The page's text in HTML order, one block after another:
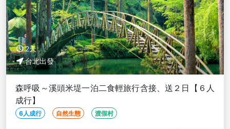
2天
台北出發
森呼吸～溪頭米堤一泊二食輕旅行含接、送２日【６人
成行】
6人成行 自然生態 渡假村